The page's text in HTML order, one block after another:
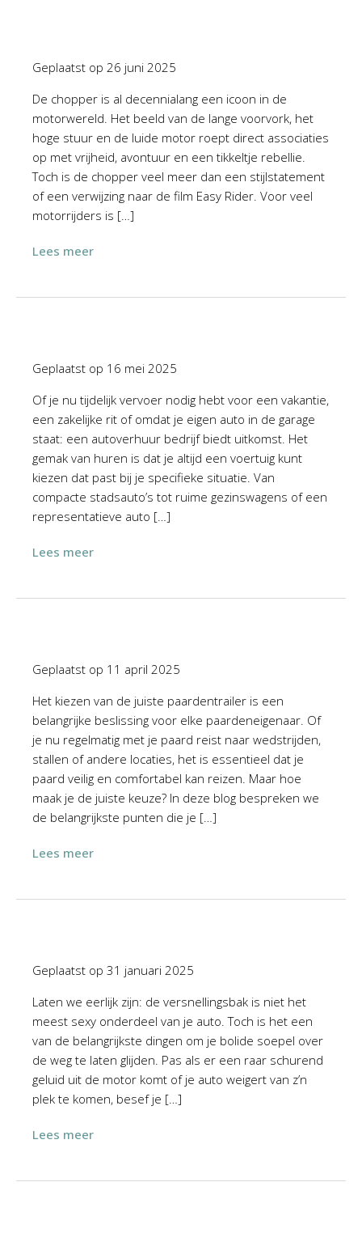
Geplaatst op 26 juni 2025
De chopper is al decennialang een icoon in de
motorwereld. Het beeld van de lange voorvork, het
hoge stuur en de luide motor roept direct associaties
op met vrijheid, avontuur en een tikkeltje rebellie.
Toch is de chopper veel meer dan een stijlstatement
of een verwijzing naar de film Easy Rider. Voor veel
motorrijders is […]
Lees meer
Geplaatst op 16 mei 2025
Of je nu tijdelijk vervoer nodig hebt voor een vakantie,
een zakelijke rit of omdat je eigen auto in de garage
staat: een autoverhuur bedrijf biedt uitkomst. Het
gemak van huren is dat je altijd een voertuig kunt
kiezen dat past bij je specifieke situatie. Van
compacte stadsauto’s tot ruime gezinswagens of een
representatieve auto […]
Lees meer
Geplaatst op 11 april 2025
Het kiezen van de juiste paardentrailer is een
belangrijke beslissing voor elke paardeneigenaar. Of
je nu regelmatig met je paard reist naar wedstrijden,
stallen of andere locaties, het is essentieel dat je
paard veilig en comfortabel kan reizen. Maar hoe
maak je de juiste keuze? In deze blog bespreken we
de belangrijkste punten die je […]
Lees meer
Geplaatst op 31 januari 2025
Laten we eerlijk zijn: de versnellingsbak is niet het
meest sexy onderdeel van je auto. Toch is het een
van de belangrijkste dingen om je bolide soepel over
de weg te laten glijden. Pas als er een raar schurend
geluid uit de motor komt of je auto weigert van z’n
plek te komen, besef je […]
Lees meer